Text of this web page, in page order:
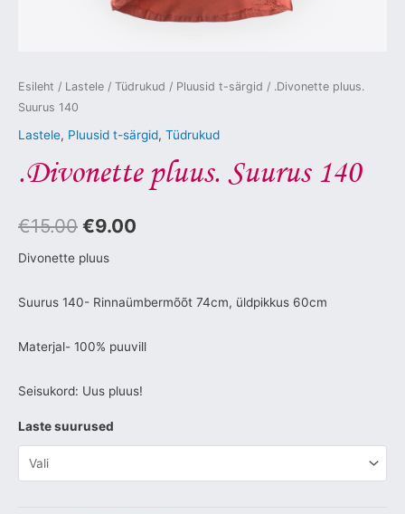
Esileht / Lastele / Tüdrukud / Pluusid t-särgid / .Divonette pluus.
Suurus 140
Lastele, Pluusid t-särgid, Tüdrukud
.Divonette pluus. Suurus 140
€15.00 €9.00
Divonette pluus
Suurus 140- Rinnaümbermõõt 74cm, üldpikkus 60cm
Materjal- 100% puuvill
Seisukord: Uus pluus!
Laste suurused